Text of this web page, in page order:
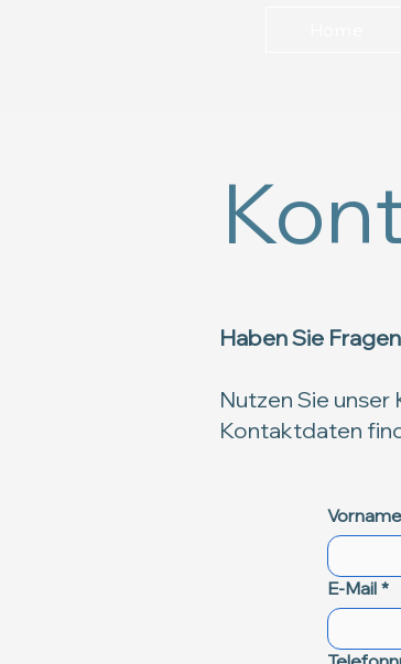
Haben Sie
Nutzen Sie
Kontaktdaten
Vorname
E-Mail *